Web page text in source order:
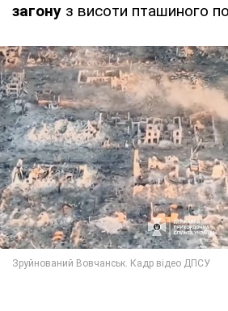
загону з висоти пташиного